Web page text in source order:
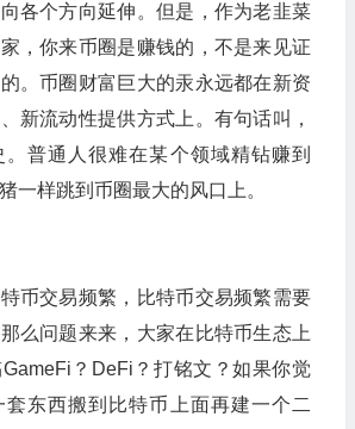
各个方向延伸。但是，作为老韭菜
，你来币圈是赚钱的，不是来见证
。币圈财富巨大的汞永远都在新资
新流动性提供方式上。有句话叫，
普通人很难在某个领域精钻赚到
一样跳到币圈最大的风口上。
币交易频繁，比特币交易频繁需要
么问题来来，大家在比特币生态上
？DeFi？打铭文？如果你觉
套东西搬到比特币上面再建一个二